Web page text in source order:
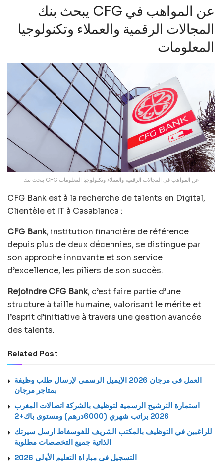
يبحث بنك CFG عن المواهب في
المجالات الرقمية والعملاء وتكنولوجيا
المعلومات
يبحث بنك CFG عن المواهب في المجالات الرقمية والعملاء وتكنولوجيا المعلومات
CFG Bank est à la recherche de talents en Digital,
Clientèle et IT à Casablanca :
CFG Bank, institution financière de référence
depuis plus de deux décennies, se distingue par
son approche innovante et son service
d’excellence, les piliers de son succès.
Rejoindre CFG Bank, c’est faire partie d’une
structure à taille humaine, valorisant le mérite et
l’esprit d’initiative à travers une gestion avancée
des talents.
Related Post
العمل في مرجان 2026 الإيميل الرسمي لإرسال طلب وظيفة
بمتاجر مرجان
استمارة الترشيح الرسمية لتوظيف بالشركة اتصالات المغرب
2026 براتب شهري (6000درهم) ومستوى باك+2
للراغبين في التوظيف بالمكتب الشريف للفوسفاط ارسل سيرتك
الذاتية جميع التخصصات مطلوبة
التسجيل في مباراة التعليم الأولي 2026